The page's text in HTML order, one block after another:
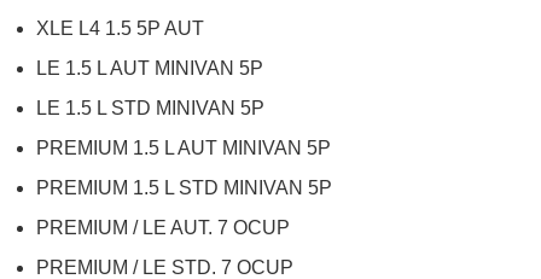
XLE L4 1.5 5P AUT
LE 1.5 L AUT MINIVAN 5P
LE 1.5 L STD MINIVAN 5P
PREMIUM 1.5 L AUT MINIVAN 5P
PREMIUM 1.5 L STD MINIVAN 5P
PREMIUM / LE AUT. 7 OCUP
PREMIUM / LE STD. 7 OCUP